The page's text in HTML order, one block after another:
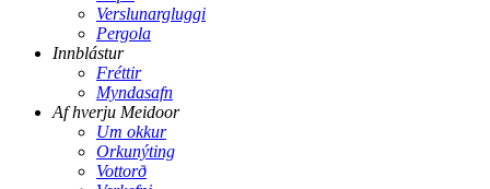
Verslunargluggi
Pergola
Innblástur
Fréttir
Myndasafn
Af hverju Meidoor
Um okkur
Orkunýting
Vottorð